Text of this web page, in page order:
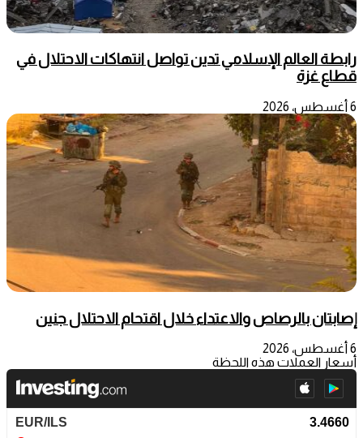
رابطة العالم الإسلامي تدين تواصل انتهاكات الاحتلال في
قطاع غزة
6 أغسطس، 2026
إصابتان بالرصاص والاعتداء خلال اقتحام الاحتلال جنين
6 أغسطس، 2026
أسعار العملات هذه اللحظة